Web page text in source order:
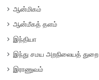
ஆன்மிகம்
ஆன்மீகத் தளம்
இந்தியா
இந்து சமய அறநிலையத் துறை
இராணுவம்